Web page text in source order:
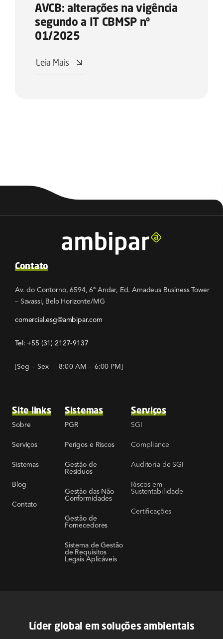
AVCB: alterações na vigência
segundo a IT CBMSP nº
01/2025
Leia Mais
Contato
Av. do Contorno, 6594, 6º Andar, Ed. Amadeus Business Tower
– Savassi, Belo Horizonte/MG
comercial.esg@ambipar.com
Tel: +55 (31) 2127-9137
[Seg – Sex | 8:00 AM – 6:00 PM]
Site links
Sobre
Serviços
Sistemas
Blog
Contato
Sistemas
PGR
Perigos e Riscos
Gestão de
Resíduos
Gestão das Não
Conformidades
Gestão de
Fornecedores
Sistema de Gestão
de Requisitos
Legais Aplicáveis
Serviços
SGI
Compliance
Auditoria de SGI
Riscos em
Sustentabilidade
Certificações
Líder global em soluções ambientais